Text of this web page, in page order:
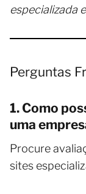
especializada
Perguntas
1. Como
uma
Procure
sites